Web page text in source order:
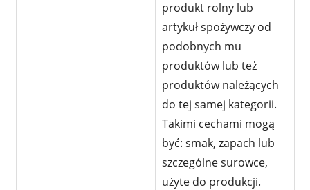
produkt rolny lub
artykuł spożywczy od
podobnych mu
produktów lub też
produktów należących
do tej samej kategorii.
Takimi cechami mogą
być: smak, zapach lub
szczególne surowce,
użyte do produkcji.